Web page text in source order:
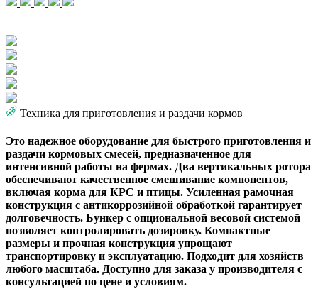
Техника для приготовления и раздачи кормов
Это надежное оборудование для быстрого приготовления и
раздачи кормовых смесей, предназначенное для
интенсивной работы на фермах. Два вертикальных ротора
обеспечивают качественное смешивание компонентов,
включая корма для КРС и птицы. Усиленная рамочная
конструкция с антикоррозийной обработкой гарантирует
долговечность. Бункер с опциональной весовой системой
позволяет контролировать дозировку. Компактные
размеры и прочная конструкция упрощают
транспортировку и эксплуатацию. Подходит для хозяйств
любого масштаба. Доступно для заказа у производителя с
консультацией по цене и условиям.